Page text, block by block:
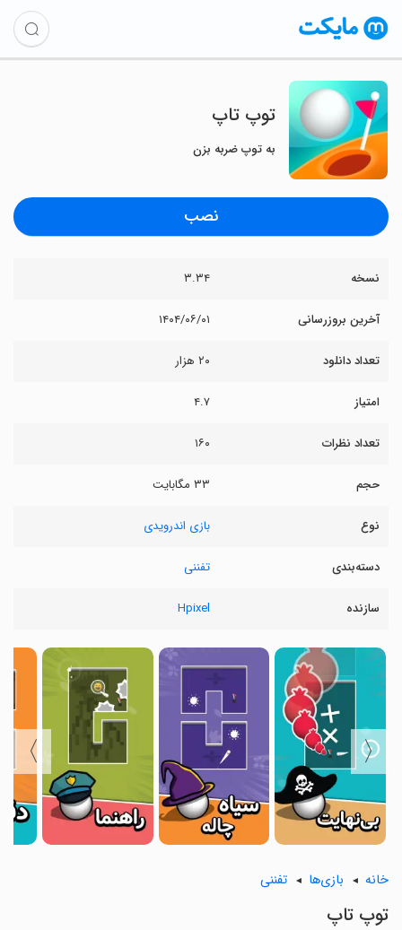
‏‏‏توپ تاپ
به توپ ضربه بزن
نصب
نسخه ۳.۳۴
آخرین بروزرسانی ۱۴۰۴/۰۶/۰۱
تعداد دانلود ۲۰ هزار
امتیاز ۴.۷
تعداد نظرات ۱۶۰
حجم ۳۳ مگابایت
نوع بازی اندرویدی
دسته‌بندی تفننی
سازنده Hpixel
〈
〉
خانه بازی‌ها تفننی
‏‏‏توپ تاپ